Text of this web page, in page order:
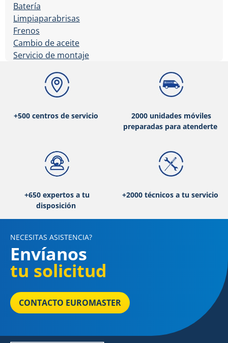
Batería
Limpiaparabrisas
Frenos
Cambio de aceite
Servicio de montaje
+500 centros de servicio
2000 unidades móviles
preparadas para atenderte
+650 expertos a tu
disposición
+2000 técnicos a tu servicio
NECESITAS ASISTENCIA?
Envíanos
tu solicitud
CONTACTO EUROMASTER